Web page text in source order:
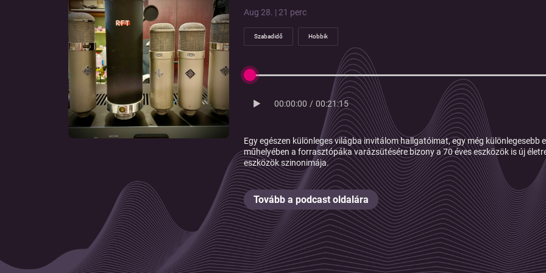
Aug 28. | 21 perc
Szabadidő Hobbik
00:00:00 / 00:21:15
Egy egészen különleges világba invitálom hallgatóimat, egy még különlegesebb
műhelyében a forrasztópáka varázsütésére bizony a 70 éves eszközök is új
eszközök szinonimája.
Tovább a podcast oldalára